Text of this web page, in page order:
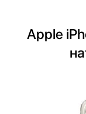
Apple